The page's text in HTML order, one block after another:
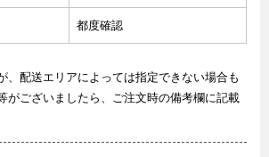
都度確認
、配送エリアによっては指定できない場合も
がございましたら、ご注文時の備考欄に記載